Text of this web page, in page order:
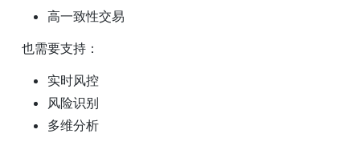
高一致性交易
也需要支持：
实时风控
风险识别
多维分析